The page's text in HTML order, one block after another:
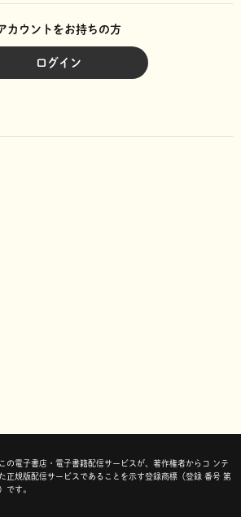
カウントをお持ちの方
ログイン
の電子書店・電子書籍配信サービスが、著作権者からコ ンテ
正規版配信サービスであることを示す登録商標（登録 番号 第
です。